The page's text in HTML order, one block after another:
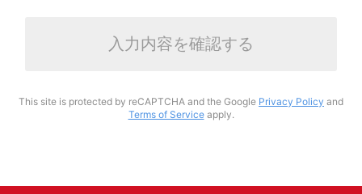
入力内容を確認する
This site is protected by reCAPTCHA and the Google Privacy Policy and
Terms of Serviceapply.